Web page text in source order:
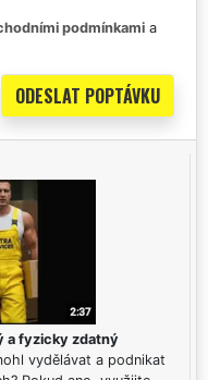
podmínkami a
a fyzicky zdatný
vydělávat a podnikat